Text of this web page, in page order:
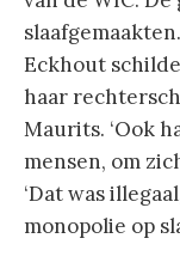
Eckhout
haar
Maurits. ‘Ook
mensen, om
‘Dat was
monopolie op